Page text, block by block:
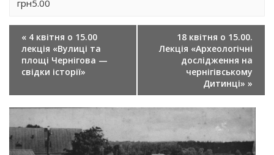
грн5.00
ПОДІЯ
NAVIGATION
« 4 квітня о 15.00
лекція «Вулиці та
площі Чернігова —
свідки історії»
18 квітня о 15.00.
Лекція «Археологічні
дослідження на
чернігівському
Дитинці» »